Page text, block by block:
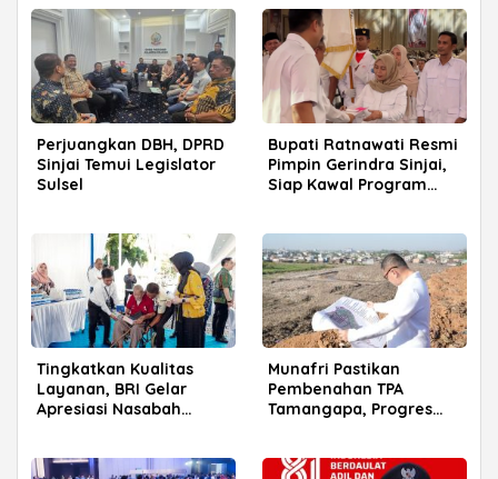
Perjuangkan DBH, DPRD
Sinjai Temui Legislator
Sulsel
Bupati Ratnawati Resmi
Pimpin Gerindra Sinjai,
Siap Kawal Program
Tingkatkan Kualitas
Layanan, BRI Gelar
Apresiasi Nasabah
Munafri Pastikan
Pembenahan TPA
Tamangapa, Progres